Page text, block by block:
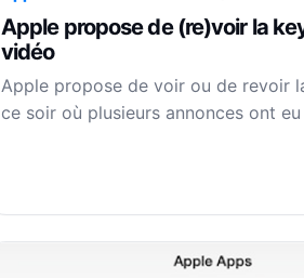
Apple propose de (re)voir la
vidéo
Apple propose de voir ou de revoir
ce soir où plusieurs annonces ont